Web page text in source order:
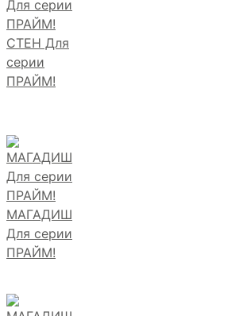
СТЕН Для
серии
ПРАЙМ!
МАГАДИШ
Для серии
ПРАЙМ!